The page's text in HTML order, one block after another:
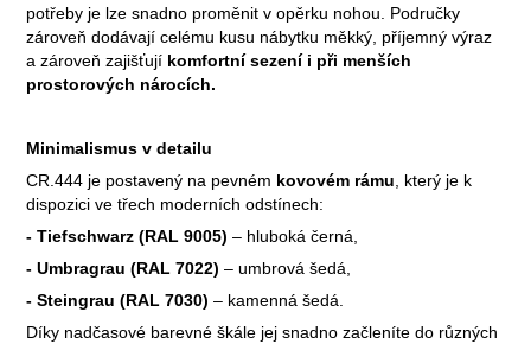
potřeby je lze snadno proměnit v opěrku nohou. Područky
zároveň dodávají celému kusu nábytku měkký, příjemný výraz
a zároveň zajišťují komfortní sezení i při menších
prostorových nárocích.
Minimalismus v detailu
CR.444 je postavený na pevném kovovém rámu , který je k
dispozici ve třech moderních odstínech:
- Tiefschwarz (RAL 9005) – hluboká černá,
- Umbragrau (RAL 7022) – umbrová šedá,
- Steingrau (RAL 7030) – kamenná šedá.
Díky nadčasové barevné škále jej snadno začleníte do různých